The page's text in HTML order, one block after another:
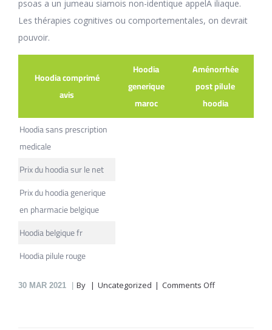
psoas a un jumeau siamois non-identique appelÃ iliaque.
Les thérapies cognitives ou comportementales, on devrait
pouvoir.
Hoodia comprimé
avis
Hoodia
generique
maroc
Aménorrhée
post pilule
hoodia
Hoodia sans prescription
medicale
Prix du hoodia sur le net
Prix du hoodia generique
en pharmacie belgique
Hoodia belgique fr
Hoodia pilule rouge
30 MAR 2021 By Uncategorized Comments Offon